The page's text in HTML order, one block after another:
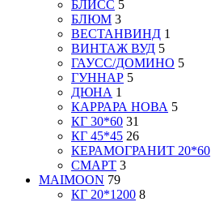
БЛИСС 5
БЛЮМ 3
ВЕСТАНВИНД 1
ВИНТАЖ ВУД 5
ГАУСС/ДОМИНО 5
ГУННАР 5
ДЮНА 1
КАРРАРА НОВА 5
КГ 30*60 31
КГ 45*45 26
КЕРАМОГРАНИТ 20*60
СМАРТ 3
MAIMOON 79
КГ 20*1200 8